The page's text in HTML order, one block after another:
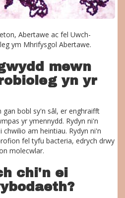
Abertawe ac fel Uwch-
ym Mhrifysgol Abertawe.
mewn
yn yr
bobl sy'n sâl, er enghraifft
yr ymennydd. Rydyn ni'n
am heintiau. Rydyn ni'n
fel tyfu bacteria, edrych drwy
molecwlar.
chi'n ei